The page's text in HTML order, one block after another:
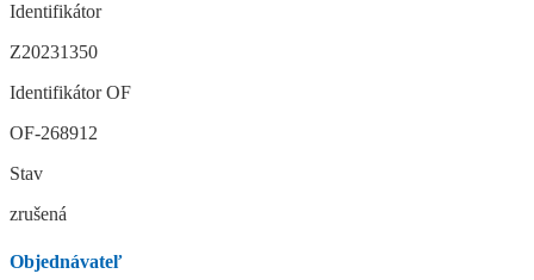
Identifikátor
Z20231350
Identifikátor OF
OF-268912
Stav
zrušená
Objednávateľ